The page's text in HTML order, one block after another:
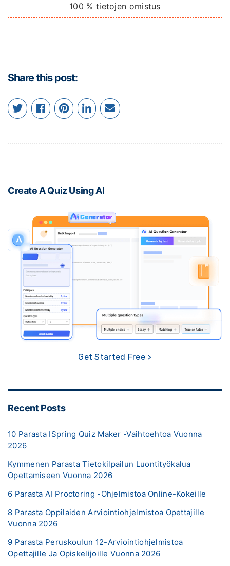
100 % tietojen omistus
Share this post:
Create A Quiz Using AI
Get Started Free >
Recent Posts
10 Parasta ISpring Quiz Maker -vaihtoehtoa Vuonna
2026
Kymmenen Parasta Tietokilpailun Luontityökalua
Opettamiseen Vuonna 2026
6 Parasta AI Proctoring -ohjelmistoa Online-Kokeille
8 Parasta Oppilaiden Arviointiohjelmistoa Opettajille
Vuonna 2026
9 Parasta Peruskoulun 12-Arviointiohjelmistoa
Opettajille Ja Opiskelijoille Vuonna 2026